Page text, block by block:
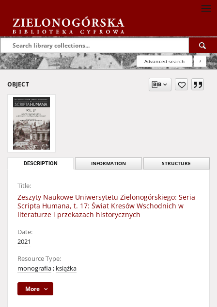
Advanced search ?
OBJECT
DESCRIPTION INFORMATION STRUCTURE
Title:
Zeszyty Naukowe Uniwersytetu Zielonogórskiego: Seria
Scripta Humana, t. 17: Świat Kresów Wschodnich w
literaturze i przekazach historycznych
Date:
2021
Resource Type:
monografia; książka
More